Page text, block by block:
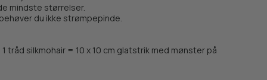
mindste størrelser.
du ikke strømpepinde.
tråd silkmohair = 10 x 10 cm glatstrik med mønster på